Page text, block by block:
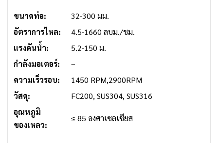
ขนาดท่อ:
32-300 มม.
อัตราการไหล:
4.5-1660 ลบม./ชม.
แรงดันน้ำ:
5.2-150 ม.
กำลังมอเตอร์:
–
ความเร็วรอบ:
1450 RPM,2900RPM
วัสดุ:
FC200, SUS304, SUS316
อุณหภูมิ
ของเหลว:
≤ 85 องศาเซลเซียส